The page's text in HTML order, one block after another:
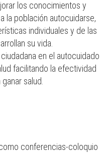
los conocimientos y
la población autocuidarse,
individuales y de las
su vida.
en el autocuidado
facilitando la efectividad
salud.
conferencias-coloquio